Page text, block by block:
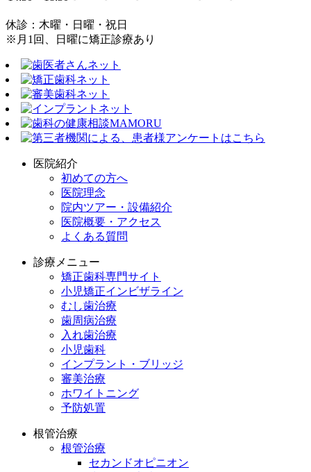
休診：木曜・日曜・祝日
※月1回、日曜に矯正診療あり
医院紹介
初めての方へ
医院理念
院内ツアー・設備紹介
医院概要・アクセス
よくある質問
診療メニュー
矯正歯科専門サイト
小児矯正インビザライン
むし歯治療
歯周病治療
入れ歯治療
小児歯科
インプラント・ブリッジ
審美治療
ホワイトニング
予防処置
根管治療
根管治療
セカンドオピニオン